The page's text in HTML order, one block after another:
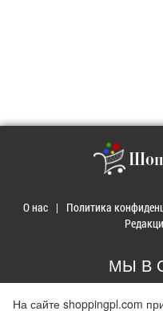
О нас Политика
МЫ В
На сайте shoppingpl.com